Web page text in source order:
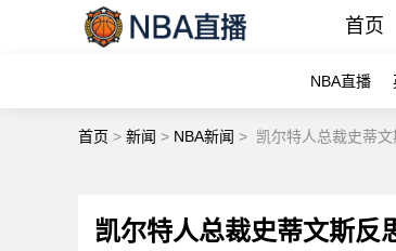
首页
NBA直播
首页 > 新闻 > NBA新闻 > 凯尔特人总裁史蒂
凯尔特人总裁史蒂文斯反